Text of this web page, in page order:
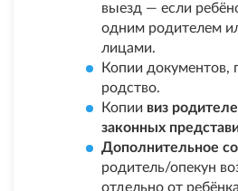
выезд — если
одним родителем
лицами.
Копии
родство.
Копии виз
законных
Дополнительное
родитель/опекун
отдельно от